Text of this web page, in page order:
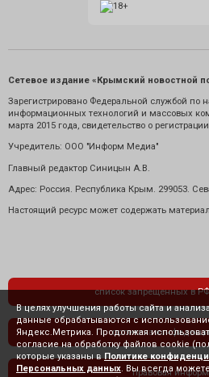
Сетевое издание «Крымский новостной
Зарегистрировано Федеральной службой по
информационных технологий и массовых
марта 2015 года, свидетельство о
Учредитель: ООО "Информ Медиа"
Главный редактор Синицын А.В.
Адрес: Россия. Республика Крым. 299053.
Настоящий ресурс может содержать
список запрещенных в
политика
правовая
В целях улучшения работы сайта и
данные обрабатываются с
Яндекс.Метрика. Продолжая
согласие на обработку файлов cookie
которые указаны в Политике
Персональных данных . Вы всегда